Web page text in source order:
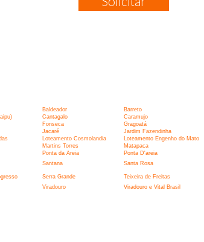
Baldeador Barreto
Cantagalo Caramujo
Fonseca Gragoatá
Jacaré Jardim Fazendinha
Loteamento Cosmolandia Loteamento Engenho do Mato
Martins Torres Matapaca
Ponta da Areia Ponta D'areia
Santana Santa Rosa
Serra Grande Teixeira de Freitas
Viradouro Viradouro e Vital Brasil